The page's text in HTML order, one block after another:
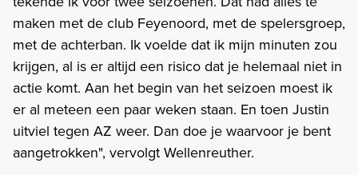
maken met de club Feyenoord, met de spelersgroep,
met de achterban. Ik voelde dat ik mijn minuten zou
krijgen, al is er altijd een risico dat je helemaal niet in
actie komt. Aan het begin van het seizoen moest ik
er al meteen een paar weken staan. En toen Justin
uitviel tegen AZ weer. Dan doe je waarvoor je bent
aangetrokken", vervolgt Wellenreuther.